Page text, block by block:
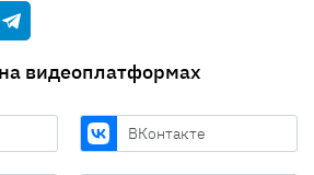
видеоплатформах
ВКонтакте